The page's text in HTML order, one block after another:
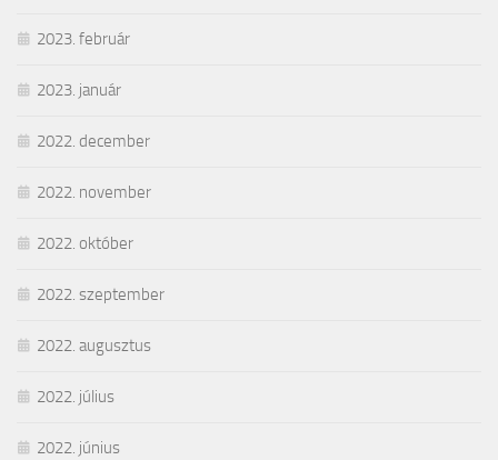
2023. február
2023. január
2022. december
2022. november
2022. október
2022. szeptember
2022. augusztus
2022. július
2022. június